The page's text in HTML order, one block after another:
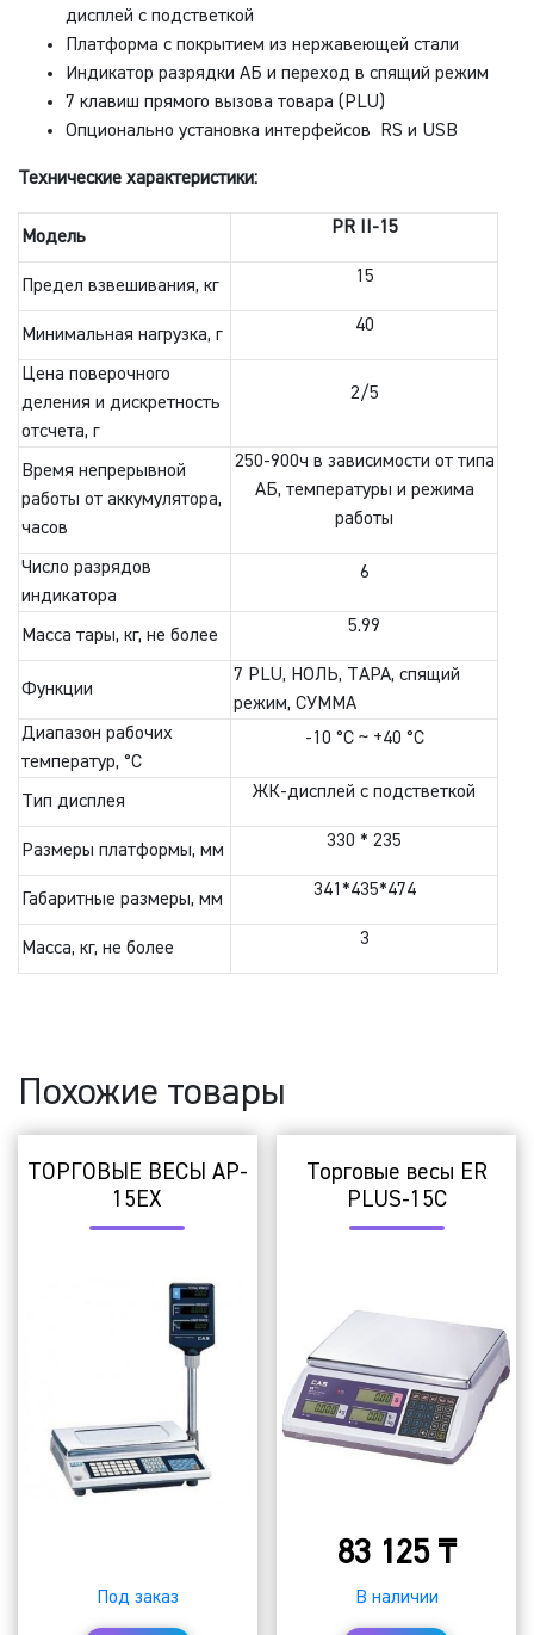
дисплей с подстветкой
Платформа с покрытием из нержавеющей стали
Индикатор разрядки АБ и переход в спящий режим
7 клавиш прямого вызова товара (PLU)
Опционально установка интерфейсов RS и USB
Технические характеристики:
Модель PR II-15
Предел взвешивания, кг 15
Минимальная нагрузка, г 40
Цена поверочного
деления и дискретность
отсчета, г
2/5
Время непрерывной
работы от аккумулятора,
часов
250-900ч в зависимости от типа
АБ, температуры и режима
работы
Число разрядов
индикатора
6
Масса тары, кг, не более 5.99
Функции
7 PLU, НОЛЬ, ТАРА, спящий
режим, СУММА
Диапазон рабочих
температур, °C
-10 °C ~ +40 °C
Тип дисплея ЖК-дисплей с подстветкой
Размеры платформы, мм 330 * 235
Габаритные размеры, мм 341*435*474
Масса, кг, не более 3
Похожие товары
ТОРГОВЫЕ ВЕСЫ AP-
15EX
Под заказ
Торговые весы ER
PLUS-15C
83 125 ₸
В наличии